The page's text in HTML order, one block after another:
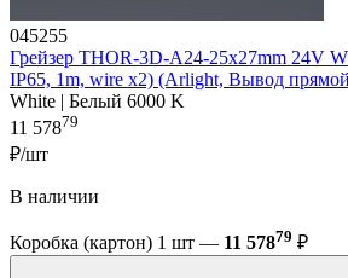
045255
Грейзер THOR-3D-A24-25x27mm 24V
IP65, 1m, wire x2) (Arlight, Вывод
White | Белый 6000 K
11 57879
₽/шт
В наличии
Коробка (картон) 1 шт — 11 57879 ₽